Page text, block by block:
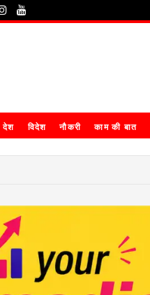
देश विदेश नौकरी काम की बात